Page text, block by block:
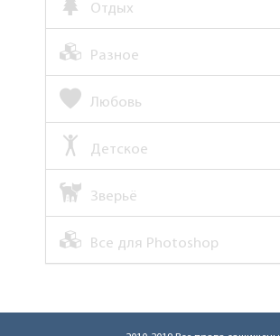
Отдых
Разное
Любовь
Детское
Зверьё
Все для Photoshop